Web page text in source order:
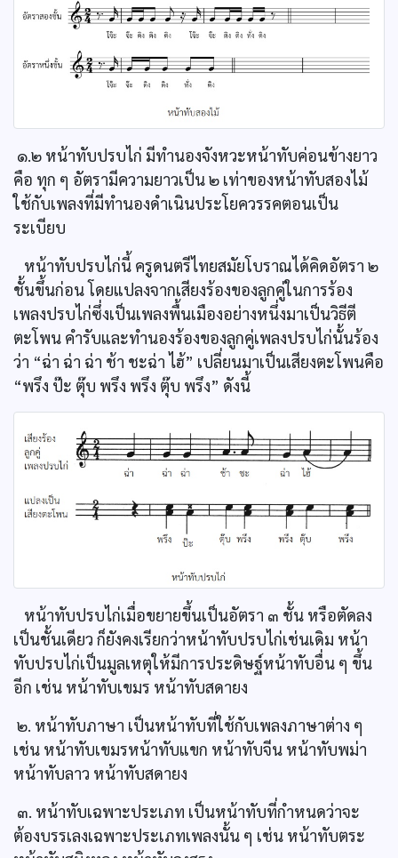
๑.๒ หน้าทับปรบไก่ มีทำนองจังหวะหน้าทับค่อนข้างยาว
คือ ทุก ๆ อัตรามีความยาวเป็น ๒ เท่าของหน้าทับสองไม้
ใช้กับเพลงที่มีทำนองดำเนินประโยควรรคตอนเป็น
ระเบียบ
หน้าทับปรบไก่นี้ ครูดนตรีไทยสมัยโบราณได้คิดอัตรา ๒
ชั้นขึ้นก่อน โดยแปลงจากเสียงร้องของลูกคู่ในการร้อง
เพลงปรบไก่ซึ่งเป็นเพลงพื้นเมืองอย่างหนึ่งมาเป็นวิธีตี
ตะโพน คำรับและทำนองร้องของลูกคู่เพลงปรบไก่นั้นร้อง
ว่า “ฉ่า ฉ่า ฉ่า ช้า ชะฉ่า ไฮ้” เปลี่ยนมาเป็นเสียงตะโพนคือ
“พรึง ป๊ะ ตุ๊บ พรึง พรึง ตุ๊บ พรึง” ดังนี้
หน้าทับปรบไก่เมื่อขยายขึ้นเป็นอัตรา ๓ ชั้น หรือตัดลง
เป็นชั้นเดียว ก็ยังคงเรียกว่าหน้าทับปรบไก่เช่นเดิม หน้า
ทับปรบไก่เป็นมูลเหตุให้มีการประดิษฐ์หน้าทับอื่น ๆ ขึ้น
อีก เช่น หน้าทับเขมร หน้าทับสดายง
๒. หน้าทับภาษา เป็นหน้าทับที่ใช้กับเพลงภาษาต่าง ๆ
เช่น หน้าทับเขมรหน้าทับแขก หน้าทับจีน หน้าทับพม่า
หน้าทับลาว หน้าทับสดายง
๓. หน้าทับเฉพาะประเภท เป็นหน้าทับที่กำหนดว่าจะ
ต้องบรรเลงเฉพาะประเภทเพลงนั้น ๆ เช่น หน้าทับตระ